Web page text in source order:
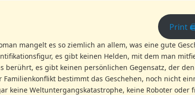
Print
mangelt es so ziemlich an allem, was eine gute
es gibt keinen Helden, mit dem man
berührt, es gibt keinen persönlichen Gegensatz, der
Familienkonflikt bestimmt das Geschehen, noch nicht
keine Weltuntergangskatastrophe, keine Roboter